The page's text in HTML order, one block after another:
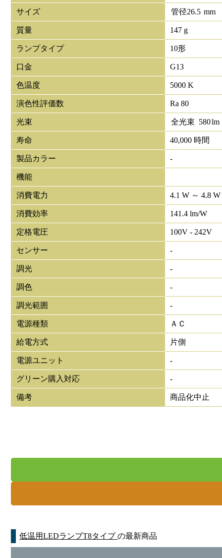
サイズ 管径26.5 mm
質量 147 g
ランプタイプ 10形
口金 G13
色温度 5000 K
演色性評価数 Ra 80
光束 全光束 580lm
寿命 40,000 時間
製品カラー -
機能
消費電力 4.1 W ～ 4.8 W
消費効率 141.4 lm/W
定格電圧 100V - 242V
センサー -
調光 -
調色 -
調光範囲 -
電源種類 ＡＣ
給電方式 片側
電源ユニット -
グリーン購入対応 -
備考 商品化中止
低温用LEDランプT8タイプの最新商品